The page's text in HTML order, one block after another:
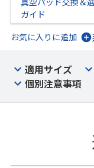
ガイド
お気に入りに追加
適用サイズ
個別注意事項